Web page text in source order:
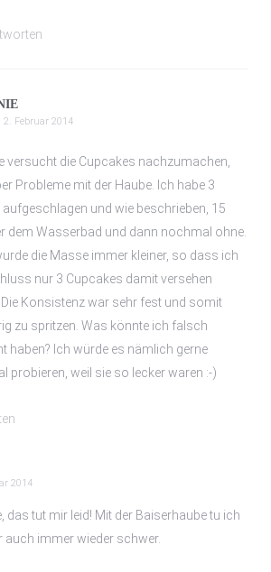
2. Februar 2014
versucht die Cupcakes nachzumachen,
Probleme mit der Haube. Ich habe 3
aufgeschlagen und wie beschrieben, 15
dem Wasserbad und dann nochmal ohne.
die Masse immer kleiner, so dass ich
nur 3 Cupcakes damit versehen
Die Konsistenz war sehr fest und somit
zu spritzen. Was könnte ich falsch
haben? Ich würde es nämlich gerne
probieren, weil sie so lecker waren :-)
2014
das tut mir leid! Mit der Baiserhaube tu ich
auch immer wieder schwer.